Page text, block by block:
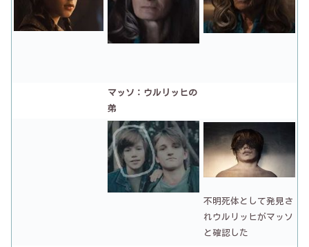
マッソ：ウルリッヒの
弟
不明死体として発見さ
れウルリッヒがマッソ
と確認した